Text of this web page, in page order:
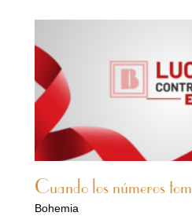
Cuando los números
Bohemia